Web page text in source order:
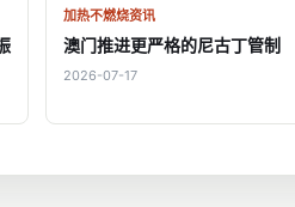
加热不燃烧资讯
澳门推进更严格的尼古丁管制
2026-07-17